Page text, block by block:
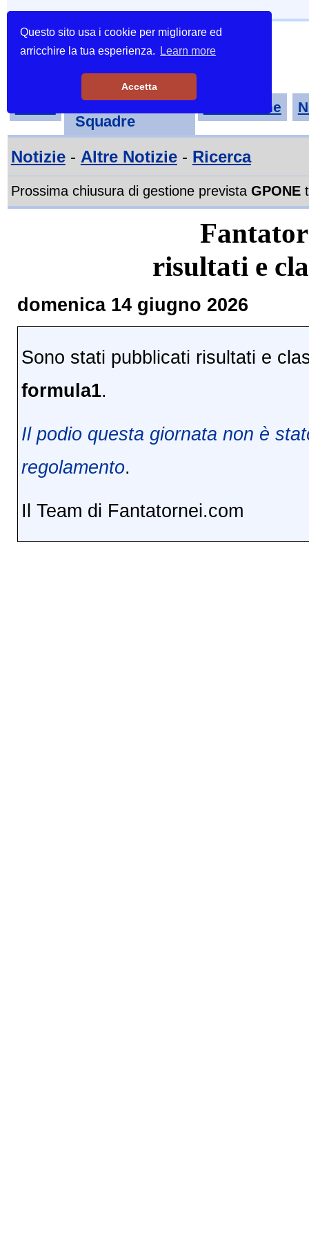
Questo sito usa i cookie per migliorare ed
arricchire la tua esperienza.
Learn more
Accetta
Tornei-
Squadre
Classifiche
Notizie- Altre Notizie- Ricerca
Prossima chiusura di gestione prevista GPONE
risultati e
domenica 14 giugno 2026
Sono stati pubblicati risultati e
formula1.
Il podio questa giornata non è
regolamento.
Il Team di Fantatornei.com